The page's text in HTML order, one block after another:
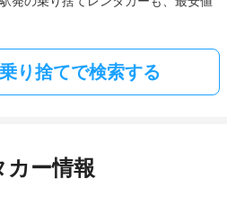
り捨てで検索する
カー情報